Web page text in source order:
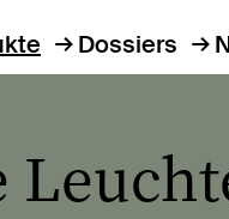
Dossiers